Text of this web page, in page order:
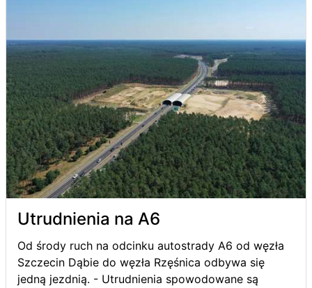
Utrudnienia na A6
Od środy ruch na odcinku autostrady A6 od węzła
Szczecin Dąbie do węzła Rzęśnica odbywa się
jedną jezdnią. - Utrudnienia spowodowane są